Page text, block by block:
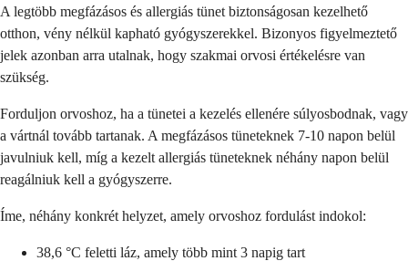
A legtöbb megfázásos és allergiás tünet biztonságosan kezelhető
otthon, vény nélkül kapható gyógyszerekkel. Bizonyos figyelmeztető
jelek azonban arra utalnak, hogy szakmai orvosi értékelésre van
szükség.
Forduljon orvoshoz, ha a tünetei a kezelés ellenére súlyosbodnak, vagy
a vártnál tovább tartanak. A megfázásos tüneteknek 7-10 napon belül
javulniuk kell, míg a kezelt allergiás tüneteknek néhány napon belül
reagálniuk kell a gyógyszerre.
Íme, néhány konkrét helyzet, amely orvoshoz fordulást indokol:
38,6 °C feletti láz, amely több mint 3 napig tart